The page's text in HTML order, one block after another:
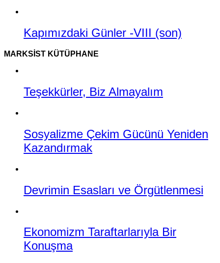
Kapımızdaki Günler -VIII (son)
MARKSIST KÜTÜPHANE
Teşekkürler, Biz Almayalım
Sosyalizme Çekim Gücünü Yeniden
Kazandırmak
Devrimin Esasları ve Örgütlenmesi
Ekonomizm Taraftarlarıyla Bir
Konuşma